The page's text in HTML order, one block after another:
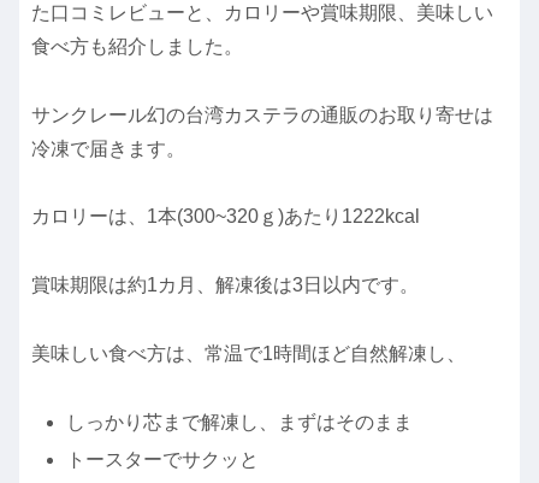
た口コミレビューと、カロリーや賞味期限、美味しい
食べ方も紹介しました。
サンクレール幻の台湾カステラの通販のお取り寄せは
冷凍で届きます。
カロリーは、1本(300~320ｇ)あたり1222kcal
賞味期限は約1カ月、解凍後は3日以内です。
美味しい食べ方は、常温で1時間ほど自然解凍し、
しっかり芯まで解凍し、まずはそのまま
トースターでサクッと